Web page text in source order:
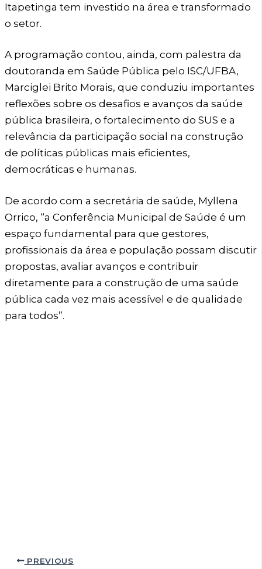
Itapetinga tem investido na área e transformado
o setor.
A programação contou, ainda, com palestra da
doutoranda em Saúde Pública pelo ISC/UFBA,
Marciglei Brito Morais, que conduziu importantes
reflexões sobre os desafios e avanços da saúde
pública brasileira, o fortalecimento do SUS e a
relevância da participação social na construção
de políticas públicas mais eficientes,
democráticas e humanas.
De acordo com a secretária de saúde, Myllena
Orrico, “a Conferência Municipal de Saúde é um
espaço fundamental para que gestores,
profissionais da área e população possam discutir
propostas, avaliar avanços e contribuir
diretamente para a construção de uma saúde
pública cada vez mais acessível e de qualidade
para todos”.
PREVIOUS